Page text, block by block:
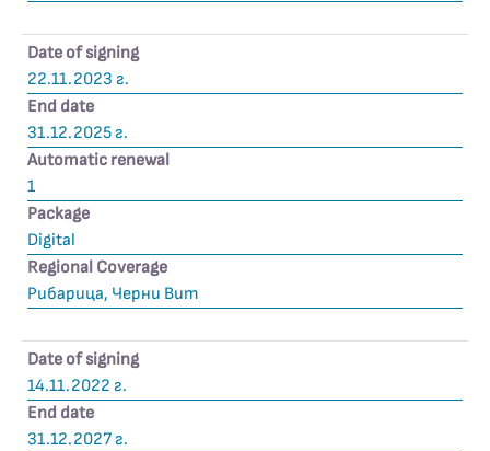
Date of signing
22.11.2023 г.
End date
31.12.2025 г.
Automatic renewal
1
Package
Digital
Regional Coverage
Рибарица, Черни Вит
Date of signing
14.11.2022 г.
End date
31.12.2027 г.